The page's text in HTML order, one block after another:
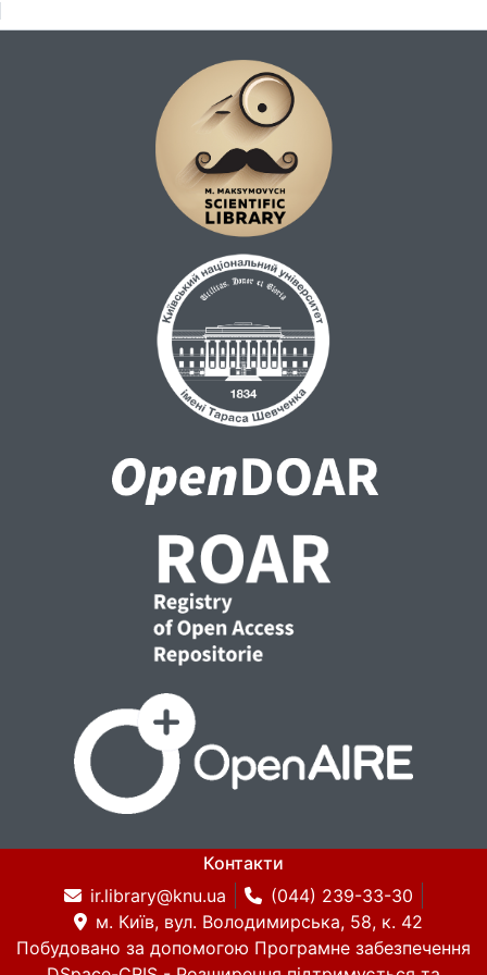
ливарних форм доби пізньої бронзи на
території України. Встановлено, що подібні
породи більш характерні для Західного
Приазов'я, однак не можна виключати й
інше джерело надходження сировини
комплексу ливарних форм, зокрема
Південний Урал, де була значно розвинута
металургія бронзи і використовувалися
схожі кам'яні матриці. Отримані
результати ставлять питання щодо
перегляду сталих уявлень про джерела
постачання кам'яної сировини за доби
пізньої бронзи.
Контакти
ir.library@knu.ua
(044) 239-33-30
м. Київ, вул. Володимирська, 58, к. 42
Побудовано за допомогою Програмне забезпечення